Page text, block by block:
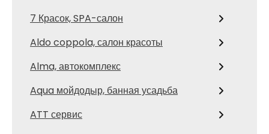
7 Красок, SPA-салон
Aldo coppola, салон красоты
Alma, автокомплекс
Aqua мойдодыр, банная усадьба
ATT сервис